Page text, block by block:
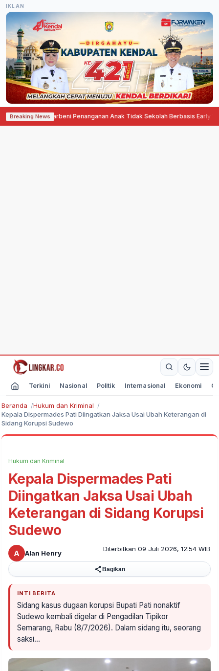
IKLAN
Breaking News
Penanganan Anak Tidak Sekolah Berbasis Early Warning System
Terkini Nasional Politik Internasional Ekonomi
Beranda
Hukum dan Kriminal
Kepala Dispermades Pati Diingatkan Jaksa Usai Ubah Keterangan di
Sidang Korupsi Sudewo
Hukum dan Kriminal
Kepala Dispermades Pati
Diingatkan Jaksa Usai Ubah
Keterangan di Sidang Korupsi
Sudewo
A Alan Henry
Diterbitkan 09 Juli 2026, 12:54 WIB
Bagikan
INTI BERITA
Sidang kasus dugaan korupsi Bupati Pati nonaktif
Sudewo kembali digelar di Pengadilan Tipikor
Semarang, Rabu (8/7/2026). Dalam sidang itu, seorang
saksi…